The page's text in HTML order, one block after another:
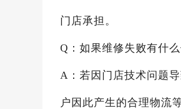
门店承担。
Q：如果维修失败有什
A：若因门店技术问题
户因此产生的合理物流